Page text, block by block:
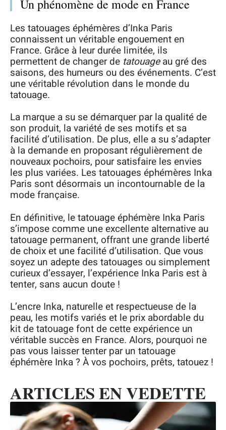
Un phénomène de mode en France
Les tatouages éphémères d’Inka Paris
connaissent un véritable engouement en
France. Grâce à leur durée limitée, ils
permettent de changer de tatouageau gré des
saisons, des humeurs ou des événements. C’est
une véritable révolution dans le monde du
tatouage.
La marque a su se démarquer par la qualité de
son produit, la variété de ses motifs et sa
facilité d’utilisation. De plus, elle a su s’adapter
à la demande en proposant régulièrement de
nouveaux pochoirs, pour satisfaire les envies
les plus variées. Les tatouages éphémères Inka
Paris sont désormais un incontournable de la
mode française.
En définitive, le tatouage éphémère Inka Paris
s’impose comme une excellente alternative au
tatouage permanent, offrant une grande liberté
de choix et une facilité d’utilisation. Que vous
soyez un adepte des tatouages ou simplement
curieux d’essayer, l’expérience Inka Paris est à
tenter, sans aucun doute !
L’encre Inka, naturelle et respectueuse de la
peau, les motifs variés et le prix abordable du
kit de tatouage font de cette expérience un
véritable succès en France. Alors, pourquoi ne
pas vous laisser tenter par un tatouage
éphémère Inka ? À vos pochoirs, prêts, tatouez !
ARTICLES EN VEDETTE